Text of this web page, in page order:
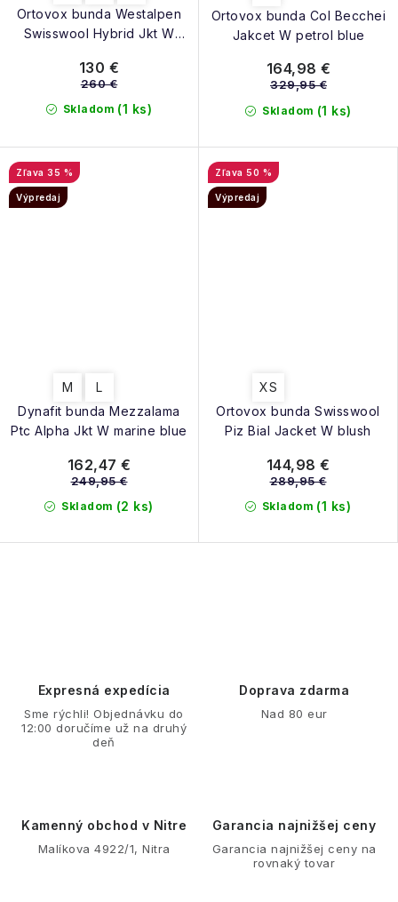
Ortovox bunda Westalpen
Swisswool Hybrid Jkt W
Skladom (1 ks)
130 €
260 €
Ortovox bunda Col Becchei
Jakcet W petrol blue
Skladom (1 ks)
164,98 €
329,95 €
Dynafit bunda Mezzalama
Ptc Alpha Jkt W marine blue
35 %
Výpredaj
M L
Skladom (2 ks)
162,47 €
249,95 €
Ortovox bunda Swisswool
Piz Bial Jacket W blush
50 %
Výpredaj
XS
Skladom (1 ks)
144,98 €
289,95 €
Expresná expedícia
Sme rýchli! Objednávku do
12:00 doručíme už na druhý
deň
Doprava zdarma
Nad 80 eur
Kamenný obchod v Nitre
Malíkova 4922/1, Nitra
Garancia najnižšej ceny
Garancia najnižšej ceny na
rovnaký tovar